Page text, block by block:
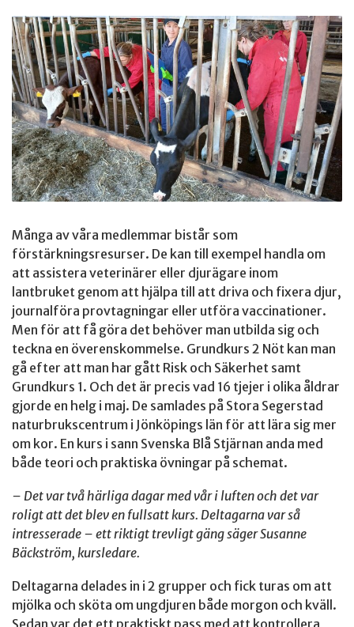
Många av våra medlemmar bistår som
förstärkningsresurser. De kan till exempel handla om
att assistera veterinärer eller djurägare inom
lantbruket genom att hjälpa till att driva och fixera djur,
journalföra provtagningar eller utföra vaccinationer.
Men för att få göra det behöver man utbilda sig och
teckna en överenskommelse. Grundkurs 2 Nöt kan man
gå efter att man har gått Risk och Säkerhet samt
Grundkurs 1. Och det är precis vad 16 tjejer i olika åldrar
gjorde en helg i maj. De samlades på Stora Segerstad
naturbrukscentrum i Jönköpings län för att lära sig mer
om kor. En kurs i sann Svenska Blå Stjärnan anda med
både teori och praktiska övningar på schemat.
– Det var två härliga dagar med vår i luften och det var
roligt att det blev en fullsatt kurs. Deltagarna var så
intresserade – ett riktigt trevligt gäng säger Susanne
Bäckström, kursledare.
Deltagarna delades in i 2 grupper och fick turas om att
mjölka och sköta om ungdjuren både morgon och kväll.